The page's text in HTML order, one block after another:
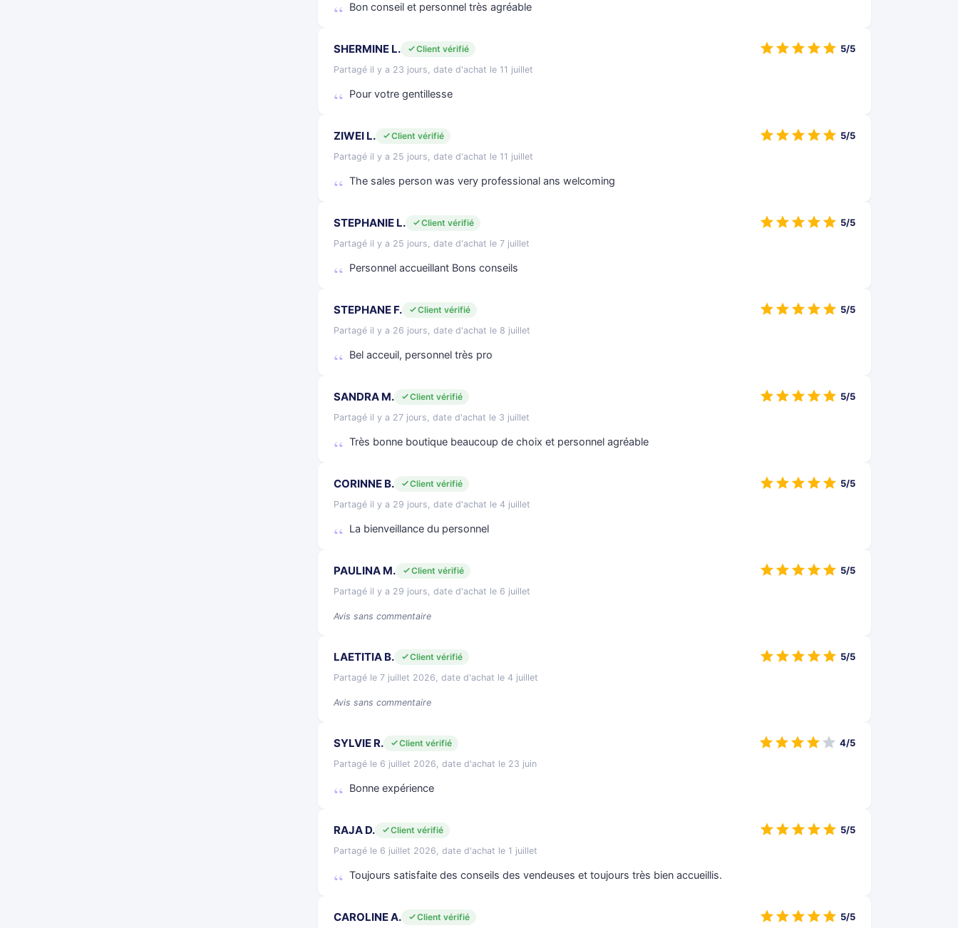
Bon conseil et personnel très agréable
SHERMINE L.
Client vérifié
Partagé il y a 23 jours, date d'achat le 11 juillet
Pour votre gentillesse
5/5
ZIWEI L.
Client vérifié
Partagé il y a 25 jours, date d'achat le 11 juillet
The sales person was very professional ans welcoming
5/5
STEPHANIE L.
Client vérifié
Partagé il y a 25 jours, date d'achat le 7 juillet
Personnel accueillant Bons conseils
5/5
STEPHANE F.
Client vérifié
Partagé il y a 26 jours, date d'achat le 8 juillet
Bel acceuil, personnel très pro
5/5
SANDRA M.
Client vérifié
Partagé il y a 27 jours, date d'achat le 3 juillet
Très bonne boutique beaucoup de choix et personnel agréable
5/5
CORINNE B.
Client vérifié
Partagé il y a 29 jours, date d'achat le 4 juillet
La bienveillance du personnel
5/5
PAULINA M.
Client vérifié
Partagé il y a 29 jours, date d'achat le 6 juillet
Avis sans commentaire
5/5
LAETITIA B.
Client vérifié
Partagé le 7 juillet 2026, date d'achat le 4 juillet
Avis sans commentaire
5/5
SYLVIE R.
Client vérifié
Partagé le 6 juillet 2026, date d'achat le 23 juin
Bonne expérience
4/5
RAJA D.
Client vérifié
Partagé le 6 juillet 2026, date d'achat le 1 juillet
Toujours satisfaite des conseils des vendeuses et toujours très bien accueillis.
5/5
CAROLINE A. Client vérifié 5/5